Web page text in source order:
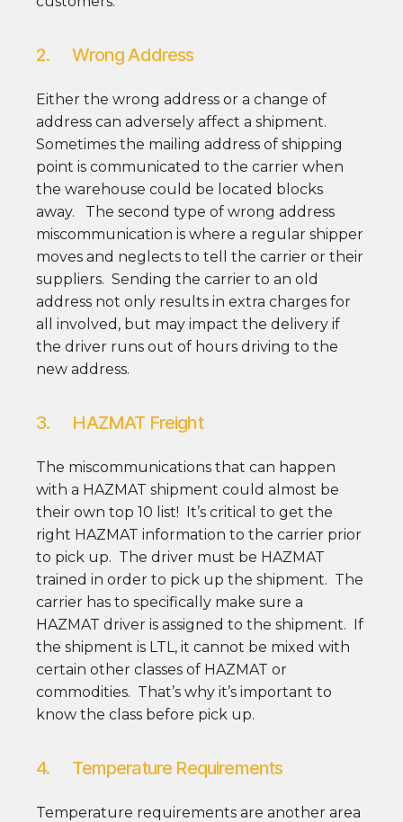
2. Wrong Address
Either the wrong address or a change of
address can adversely affect a shipment.
Sometimes the mailing address of shipping
point is communicated to the carrier when
the warehouse could be located blocks
away. The second type of wrong address
miscommunication is where a regular shipper
moves and neglects to tell the carrier or their
suppliers. Sending the carrier to an old
address not only results in extra charges for
all involved, but may impact the delivery if
the driver runs out of hours driving to the
new address.
3. HAZMAT Freight
The miscommunications that can happen
with a HAZMAT shipment could almost be
their own top 10 list! It’s critical to get the
right HAZMAT information to the carrier prior
to pick up. The driver must be HAZMAT
trained in order to pick up the shipment. The
carrier has to specifically make sure a
HAZMAT driver is assigned to the shipment. If
the shipment is LTL, it cannot be mixed with
certain other classes of HAZMAT or
commodities. That’s why it’s important to
know the class before pick up.
4. Temperature Requirements
Temperature requirements are another area